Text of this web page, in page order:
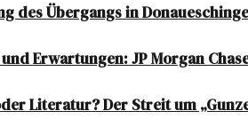
des Übergangs in
Erwartungen: JP Morgan
Literatur? Der Streit um